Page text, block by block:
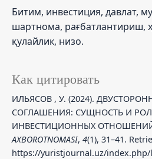
Битим, инвестиция, давлат,
шартнома, рағбатлантириш,
қулайлик, низо.
Как цитировать
ИЛЬЯСОВ , У. (2024).
СОГЛАШЕНИЯ: СУЩНОСТЬ И
ИНВЕСТИЦИОННЫХ
AXBOROTNOMASI, 4(1), 31–41.
https://yuristjournal.uz/index.php/